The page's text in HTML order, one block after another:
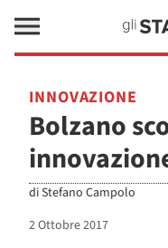
INNOVAZIONE
Bolzano
diStefano Campolo
2 Ottobre 2017